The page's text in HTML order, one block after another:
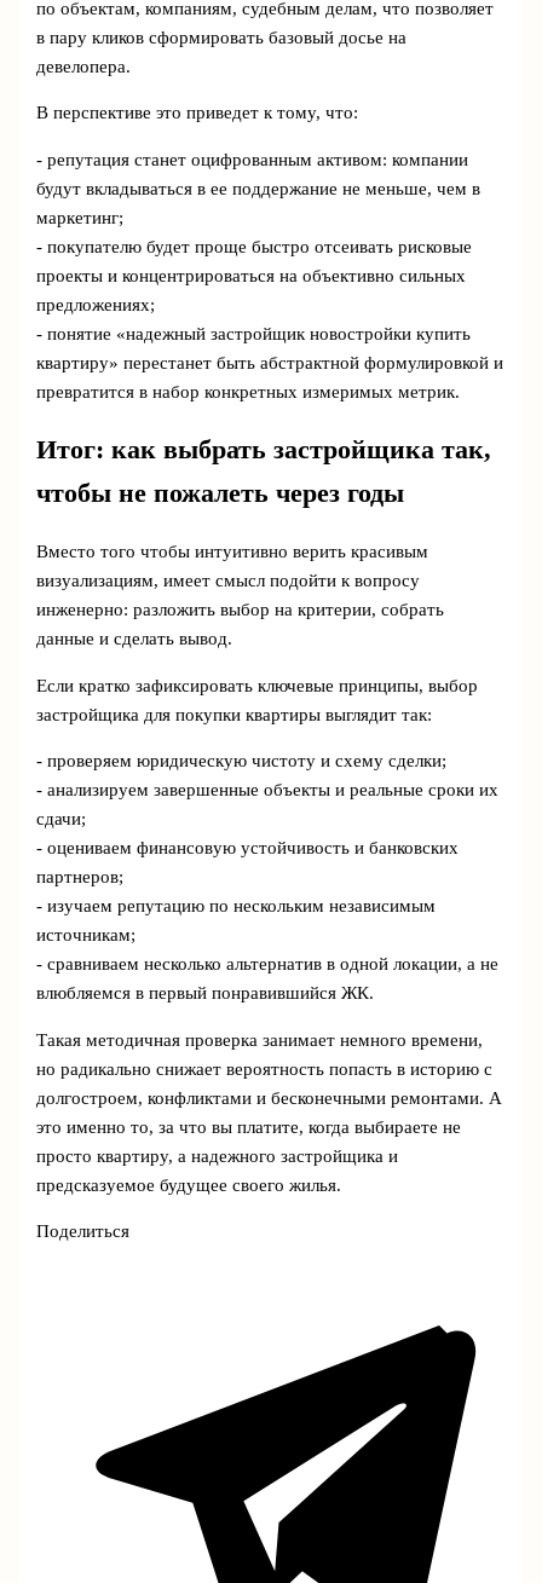
по объектам, компаниям, судебным делам, что позволяет
в пару кликов сформировать базовый досье на
девелопера.
В перспективе это приведет к тому, что:
- репутация станет оцифрованным активом: компании
будут вкладываться в ее поддержание не меньше, чем в
маркетинг;
- покупателю будет проще быстро отсеивать рисковые
проекты и концентрироваться на объективно сильных
предложениях;
- понятие «надежный застройщик новостройки купить
квартиру» перестанет быть абстрактной формулировкой и
превратится в набор конкретных измеримых метрик.
Итог: как выбрать застройщика так,
чтобы не пожалеть через годы
Вместо того чтобы интуитивно верить красивым
визуализациям, имеет смысл подойти к вопросу
инженерно: разложить выбор на критерии, собрать
данные и сделать вывод.
Если кратко зафиксировать ключевые принципы, выбор
застройщика для покупки квартиры выглядит так:
- проверяем юридическую чистоту и схему сделки;
- анализируем завершенные объекты и реальные сроки их
сдачи;
- оцениваем финансовую устойчивость и банковских
партнеров;
- изучаем репутацию по нескольким независимым
источникам;
- сравниваем несколько альтернатив в одной локации, а не
влюбляемся в первый понравившийся ЖК.
Такая методичная проверка занимает немного времени,
но радикально снижает вероятность попасть в историю с
долгостроем, конфликтами и бесконечными ремонтами. А
это именно то, за что вы платите, когда выбираете не
просто квартиру, а надежного застройщика и
предсказуемое будущее своего жилья.
Поделиться